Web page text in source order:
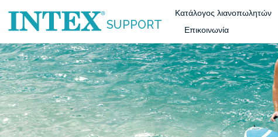
SUPPORT
Κατάλογος λιανοπωλητών
Επικοινωνία